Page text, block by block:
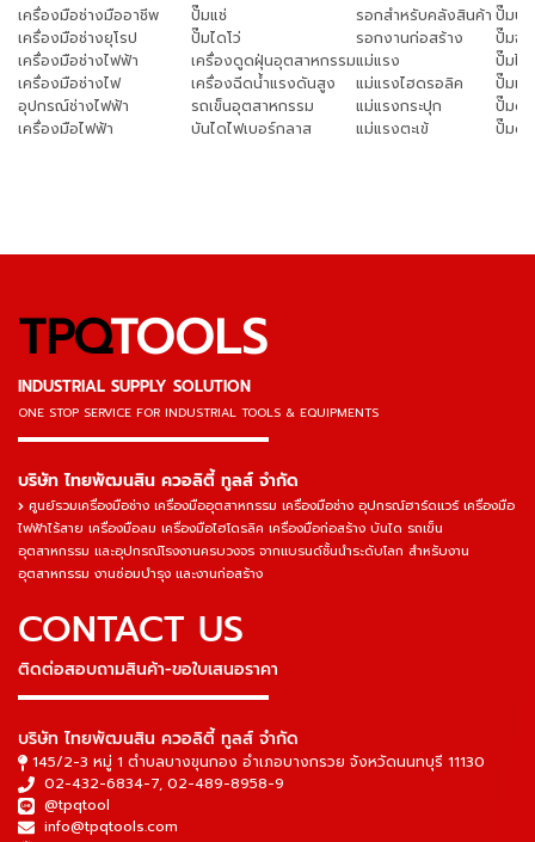
เครื่องมือช่างมืออาชีพ
เครื่องมือช่างยุโรป
เครื่องมือช่างไฟฟ้า
เครื่องมือช่างไฟ
อุปกรณ์ช่างไฟฟ้า
เครื่องมือไฟฟ้า
ปั๊มแช่
ปั๊มไดโว่
เครื่องดูดฝุ่นอุตสาหกรรม
เครื่องฉีดน้ำแรงดันสูง
รถเข็นอุตสาหกรรม
บันไดไฟเบอร์กลาส
รอกสำหรับคลังสินค้า
รอกงานก่อสร้าง
แม่แรง
แม่แรงไฮดรอลิค
แม่แรงกระปุก
แม่แรงตะเข้
ปั๊มบ
ปั๊มจุ่ม
ปั๊มได
ปั๊มแช่
ปั๊มดู
ปั๊มดู
TPQTOOLS
INDUSTRIAL SUPPLY SOLUTION
ONE STOP SERVICE FOR INDUSTRIAL TOOLS & EQUIPMENTS
▬▬▬▬▬▬▬▬▬▬▬▬▬▬▬
บริษัท ไทยพัฒนสิน ควอลิตี้ ทูลส์ จำกัด
ศูนย์รวมเครื่องมือช่าง เครื่องมืออุตสาหกรรม เครื่องมือช่าง อุปกรณ์ฮาร์ดแวร์ เครื่องมือ
ไฟฟ้าไร้สาย เครื่องมือลม เครื่องมือไฮโดรลิค เครื่องมือก่อสร้าง บันได รถเข็น
อุตสาหกรรม และอุปกรณ์โรงงานครบวงจร จากแบรนด์ชั้นนำระดับโลก สำหรับงาน
อุตสาหกรรม งานซ่อมบำรุง และงานก่อสร้าง
CONTACT US
ติดต่อสอบถามสินค้า-ขอใบเสนอราคา
▬▬▬▬▬▬▬▬▬▬▬▬▬▬▬
บริษัท ไทยพัฒนสิน ควอลิตี้ ทูลส์ จำกัด
145/2-3 หมู่ 1 ตำบลบางขุนกอง อำเภอบางกรวย จังหวัดนนทบุรี 11130
02-432-6834-7, 02-489-8958-9
@tpqtool
info@tpqtools.com